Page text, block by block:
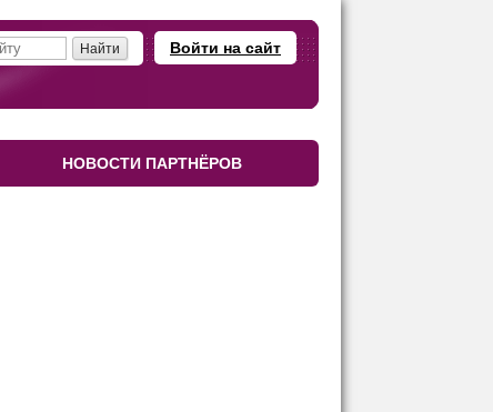
Войти на сайт
НОВОСТИ ПАРТНЁРОВ